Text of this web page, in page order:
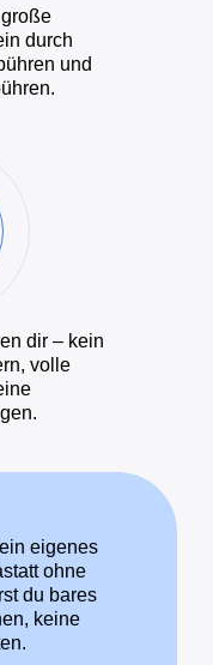
durch
und
dir – kein
volle
eigenes
ohne
du bares
keine